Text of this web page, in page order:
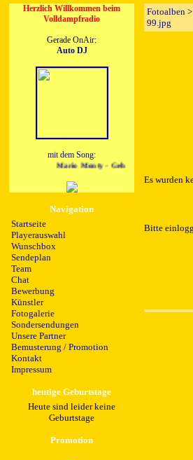
Herzlich Willkommen beim
Volldampfradio
Gerade OnAir:
Auto DJ
mit dem Song:
Mario Monty - Geh
Navigation
Startseite
Playerauswahl
Wunschbox
Sendeplan
Team
Chat
Bewerbung
Künstler
Fotogalerie
Sondersendungen
Unsere Partner
Bemusterung / Promotion
Kontakt
Impressum
heutige Geburtstage
Heute sind leider keine
Geburtstage
Promotion
Fotoalben >
99.jpg
Es wurden
Bitte